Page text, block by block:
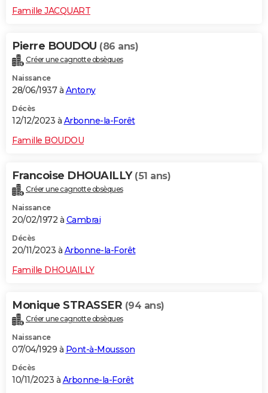
Famille JACQUART
Pierre BOUDOU (86 ans)
Créer une cagnotte obsèques
Naissance
28/06/1937 à Antony
Décès
12/12/2023 à Arbonne-la-Forêt
Famille BOUDOU
Francoise DHOUAILLY (51 ans)
Créer une cagnotte obsèques
Naissance
20/02/1972 à Cambrai
Décès
20/11/2023 à Arbonne-la-Forêt
Famille DHOUAILLY
Monique STRASSER (94 ans)
Créer une cagnotte obsèques
Naissance
07/04/1929 à Pont-à-Mousson
Décès
10/11/2023 à Arbonne-la-Forêt